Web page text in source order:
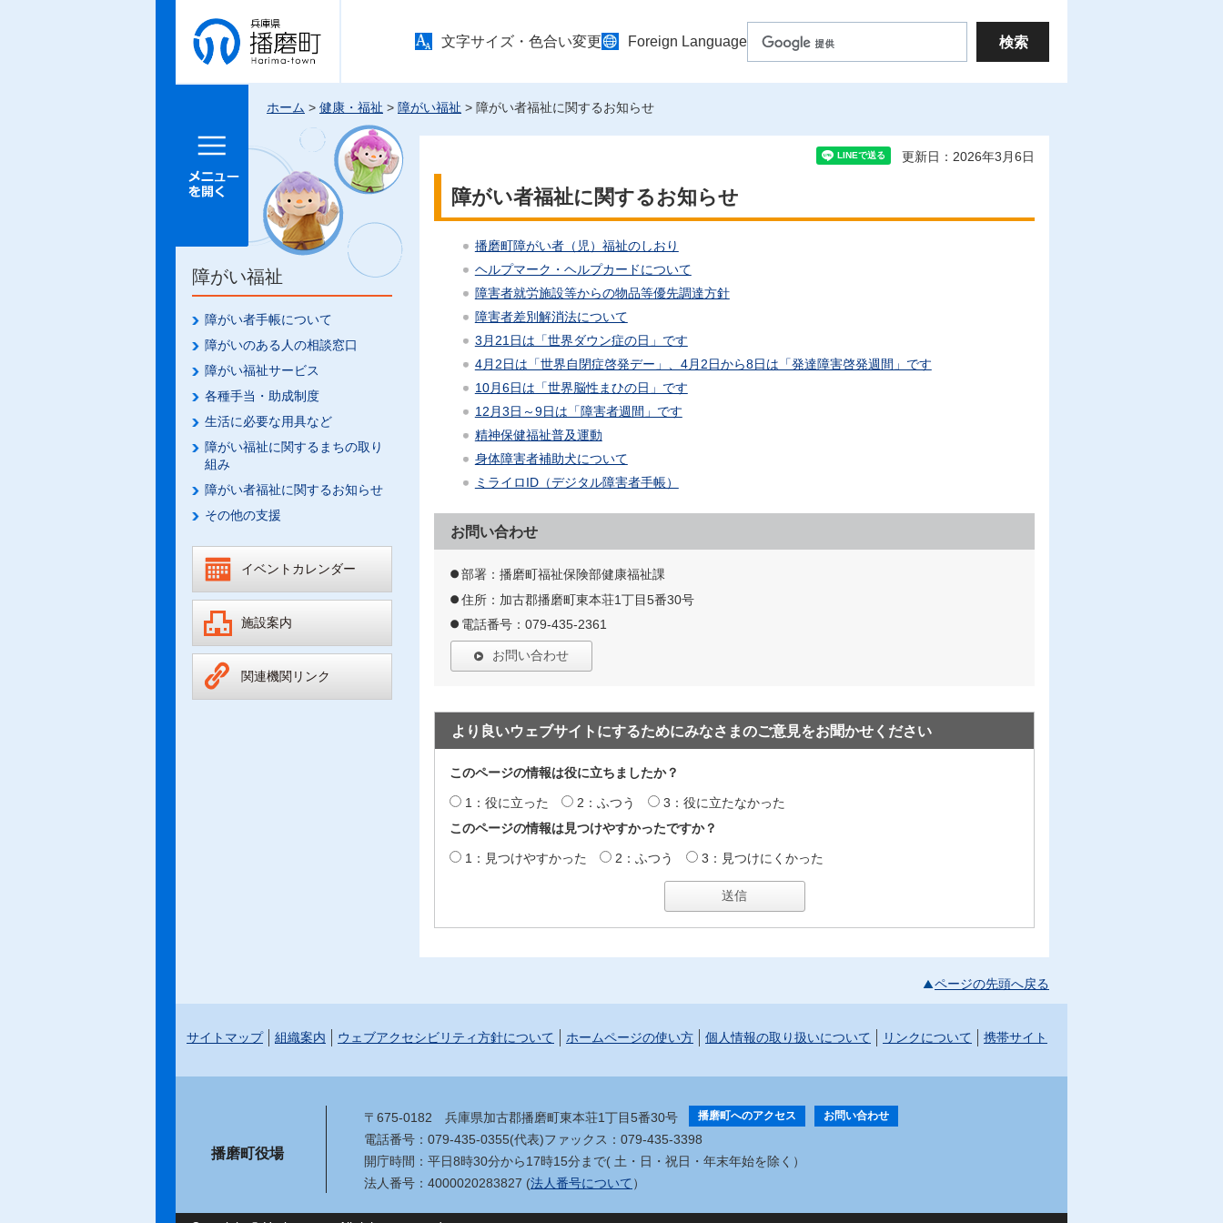
兵庫県 播
磨町
文字サイズ・色合い変更 Foreign Language
メニュー
ホーム > 健康・福祉 > 障がい福祉 > 障がい者福祉に関するお知らせ
障がい福祉
障がい者手帳について
障がいのある人の相談窓口
障がい福祉サービス
各種手当・助成制度
生活に必要な用具など
障がい福祉に関するまちの取り
組み
障がい者福祉に関するお知らせ
その他の支援
イベントカレンダー
施設案内
関連機関リンク
更新日：2026年3月6日
障がい者福祉に関するお知らせ
播磨町障がい者（児）福祉のしおり
ヘルプマーク・ヘルプカードについて
障害者就労施設等からの物品等優先調達方針
障害者差別解消法について
3月21日は「世界ダウン症の日」です
4月2日は「世界自閉症啓発デー」、4月2日から8日は「発達障害啓発週間」です
10月6日は「世界脳性まひの日」です
12月3日～9日は「障害者週間」です
精神保健福祉普及運動
身体障害者補助犬について
ミライロID（デジタル障害者手帳）
お問い合わせ
部署：播磨町福祉保険部健康福祉課
住所：加古郡播磨町東本荘1丁目5番30号
電話番号：079-435-2361
お問い合わせ
より良いウェブサイトにするためにみなさまのご意見をお聞かせください
このページの情報は役に立ちましたか？
1：役に立った 2：ふつう
3：役に立たなかった
このページの情報は見つけやすかったですか？
1：見つけやすかった 2：ふつう 3：見つけにくかった
ページの先頭へ戻る
サイトマップ 組織案内 ウェブアクセシビリティ方針について ホームページの使い方 個人情報の取り扱いについて リンクについて 携帯サイト
播磨町役場
〒675-0182 兵庫県加古郡播磨町東本荘1丁目5番30号 播磨町へのアクセス お問い合わせ
電話番号：079-435-0355(代表)ファックス：079-435-3398
開庁時間：平日8時30分から17時15分まで( 土・日・祝日・年末年始を除く）
法人番号：4000020283827 (法人番号について ）